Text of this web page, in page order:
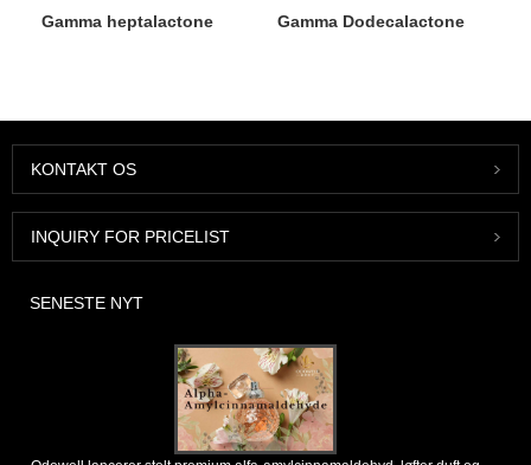
Gamma heptalactone Gamma Dodecalactone
KONTAKT OS
INQUIRY FOR PRICELIST
SENESTE NYT